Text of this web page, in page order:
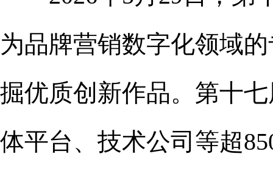
为品牌营销数字化领域
掘优质创新作品。第十
体平台、技术公司等超